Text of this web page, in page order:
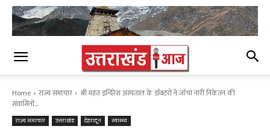
Home राज्य समाचार
श्री महंत इन्दिरेश अस्पताल के डाॅक्टरों ने जाॅचां नारी निकेतन की
संवासिनों...
राज्य समाचार उत्तराखंड देहरादून स्वास्थ्य